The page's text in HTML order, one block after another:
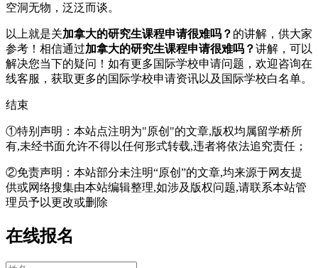
空洞无物，泛泛而谈。
以上就是关加拿大的研究生课程申请很难吗？ 的讲解，供大家
参考！相信通过加拿大的研究生课程申请很难吗？讲解，可以
解决您当下的疑问！如有更多国际学校申请问题，欢迎咨询在
线客服 ，获取更多的国际学校申请资讯以及国际学校白名单。
结束
①特别声明：本站点注明为"原创"的文章,版权均属留学桥所
有,未经书面允许不得以任何形式转载,违者将依法追究责任；
②免责声明：本站部分未注明“原创”的文章,均来源于网友提
供或网络搜集由本站编辑整理,如涉及版权问题,请联系本站管
理员予以更改或删除
在线报名